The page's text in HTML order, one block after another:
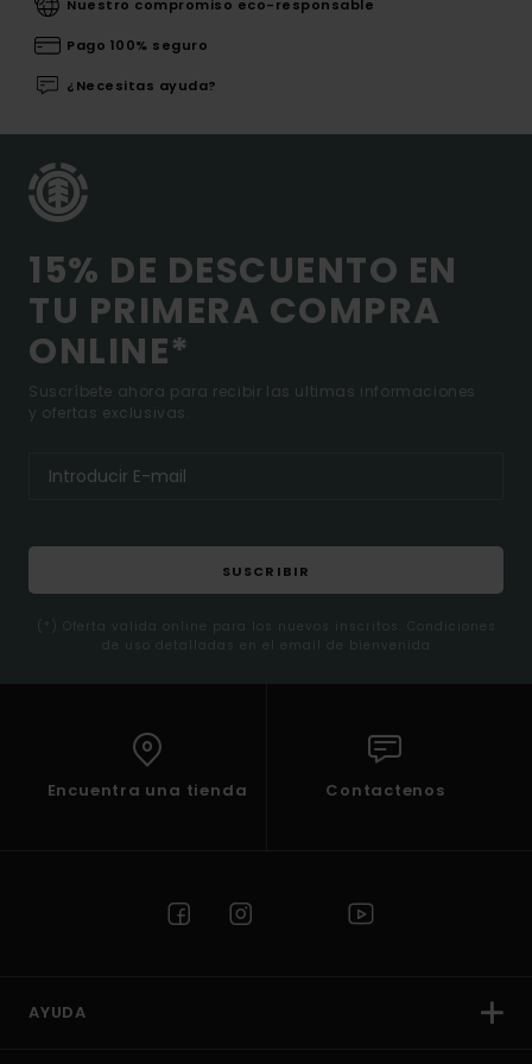
Nuestro compromiso eco-responsable
Pago 100% seguro
¿Necesitas ayuda?
15% DE DESCUENTO EN
TU PRIMERA COMPRA
ONLINE*
Suscríbete ahora para recibir las ultimas informaciones
y ofertas exclusivas.
SUSCRIBIR
(*) Oferta valida online para los nuevos inscritos. Condiciones
de uso detalladas en el email de bienvenida
Encuentra una tienda Contactenos
AYUDA